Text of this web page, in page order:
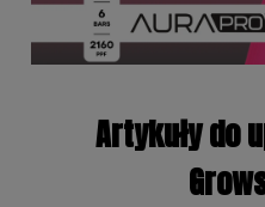
Artykuły do